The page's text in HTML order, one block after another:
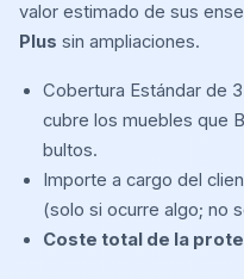
valor estimado de sus
Plus sin ampliaciones.
Cobertura Estándar de
cubre los muebles que
bultos.
Importe a cargo del
(solo si ocurre algo; no
Coste total de la